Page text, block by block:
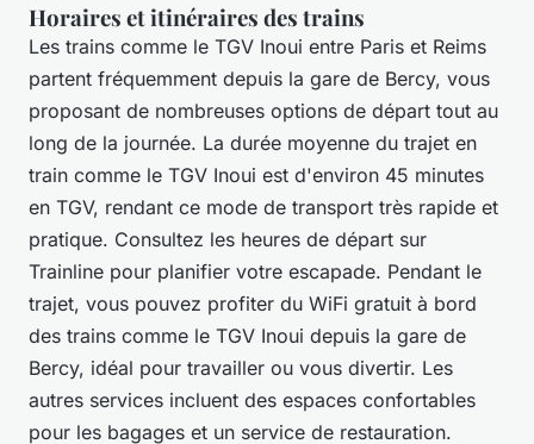
Horaires et itinéraires des trains
Les trains comme le TGV Inoui entre Paris et Reims
partent fréquemment depuis la gare de Bercy, vous
proposant de nombreuses options de départ tout au
long de la journée. La durée moyenne du trajet en
train comme le TGV Inoui est d'environ 45 minutes
en TGV, rendant ce mode de transport très rapide et
pratique. Consultez les heures de départ sur
Trainline pour planifier votre escapade. Pendant le
trajet, vous pouvez profiter du WiFi gratuit à bord
des trains comme le TGV Inoui depuis la gare de
Bercy, idéal pour travailler ou vous divertir. Les
autres services incluent des espaces confortables
pour les bagages et un service de restauration.